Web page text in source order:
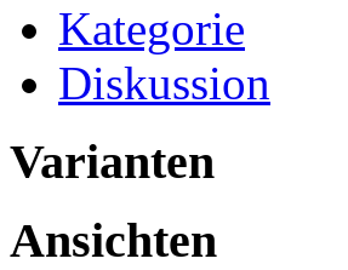
Kategorie
Diskussion
Varianten
Ansichten